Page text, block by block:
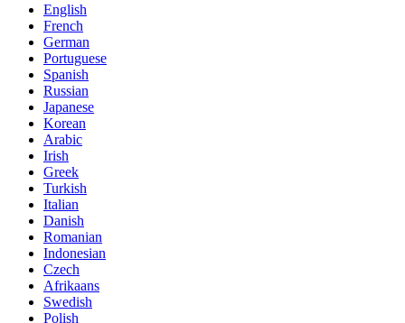
English
French
German
Portuguese
Spanish
Russian
Japanese
Korean
Arabic
Irish
Greek
Turkish
Italian
Danish
Romanian
Indonesian
Czech
Afrikaans
Swedish
Polish